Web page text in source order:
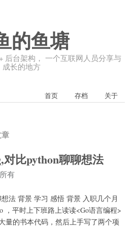
的鱼塘
后台架构， 一个互联网人员分享与
成长的地方
首页 存档 关于
比python聊聊想法
所有
想法 背景 学习 感悟 背景 入职几个月
，平时上下班路上读读<Go语言编程>
量的书本代码，然后上手写了两个项